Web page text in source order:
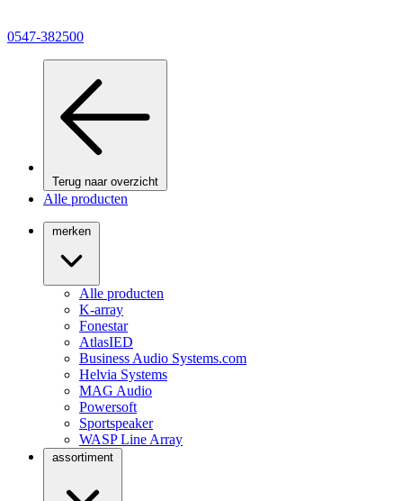
0547-382500
Terug naar overzicht
Alle producten
merken
Alle producten
K-array
Fonestar
AtlasIED
Business Audio Systems.com
Helvia Systems
MAG Audio
Powersoft
Sportspeaker
WASP Line Array
assortiment